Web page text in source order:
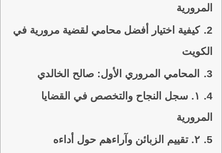
المرورية
2.
كيفية اختيار أفضل محامي لقضية مرورية في
الكويت
3.
المحامي المروري الأول: صالح الخالدي
4.
١. سجل النجاح والتخصص في القضايا
المرورية
5.
٢. تقييم الزبائن وآراءهم حول أداءه